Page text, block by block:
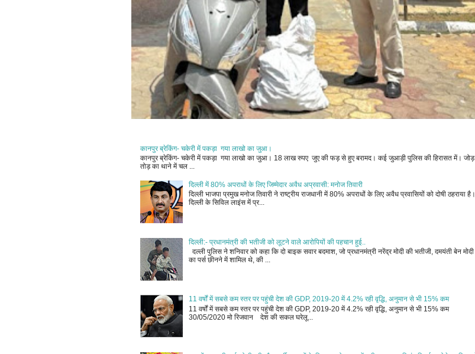
कानपुर ब्रेकिंग- चकेरी में पकड़ा गया लाखो का जुआ।
कानपुर ब्रेकिंग- चकेरी में पकड़ा गया लाखो का जुआ। 18 लाख रुपए जुए की फड़ से हुए बरामद। कई जुआड़ी पुलिस की हिरासत में। जोड़
तोड़ का थाने में चल ...
दिल्ली में 80% अपराधों के लिए जिम्मेदार अवैध अप्रवासी: मनोज तिवारी
दिल्ली भाजपा प्रमुख मनोज तिवारी ने राष्ट्रीय राजधानी में 80% अपराधों के लिए अवैध प्रवासियों को दोषी ठहराया है।
दिल्ली के सिविल लाइंस में प्र...
दिल्ली:- प्रधानमंत्री की भतीजी को लूटने वाले आरोपियों की पहचान हुई..
दल्ली पुलिस ने शनिवार को कहा कि दो बाइक सवार बदमाश, जो प्रधानमंत्री नरेंद्र मोदी की भतीजी, दमयंती बेन मोदी
का पर्स छीनने में शामिल थे, की ...
11 वर्षों में सबसे कम स्तर पर पहुंची देश की GDP, 2019-20 में 4.2% रही वृद्धि, अनुमान से भी 15% कम
11 वर्षों में सबसे कम स्तर पर पहुंची देश की GDP, 2019-20 में 4.2% रही वृद्धि, अनुमान से भी 15% कम
30/05/2020 मो रिजवान देश की सकल घरेलू...